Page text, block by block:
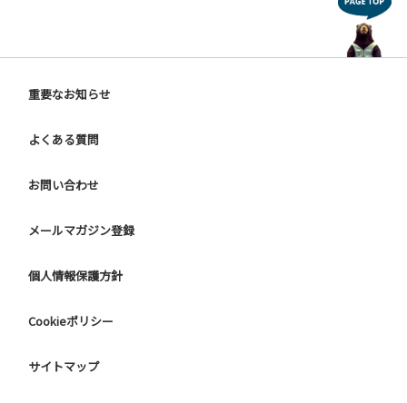
重要なお知らせ
よくある質問
お問い合わせ
メールマガジン登録
個人情報保護方針
Cookieポリシー
サイトマップ